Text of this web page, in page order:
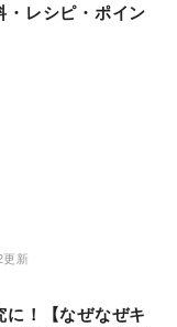
・レシピ・ポイン
新
に！【なぜなぜキ